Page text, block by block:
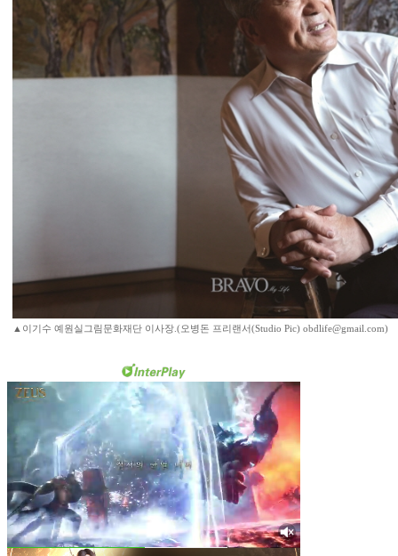
▲이기수 예원실그림문화재단 이사장.(오병돈 프리랜서(Studio Pic) obdlife@gmail.com)